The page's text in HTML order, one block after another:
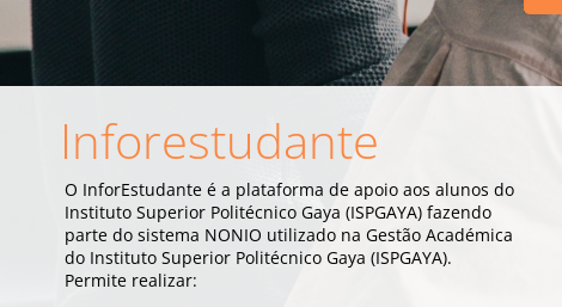
Inforestudante
O InforEstudante é a plataforma de apoio aos alunos do
Instituto Superior Politécnico Gaya (ISPGAYA) fazendo
parte do sistema NONIO utilizado na Gestão Académica
do Instituto Superior Politécnico Gaya (ISPGAYA).
Permite realizar: